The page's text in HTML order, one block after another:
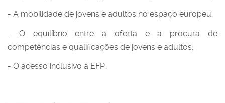
- A mobilidade de jovens e adultos no espaço europeu;
- O equilíbrio entre a oferta e a procura de
competências e qualificações de jovens e adultos;
- O acesso inclusivo à EFP.